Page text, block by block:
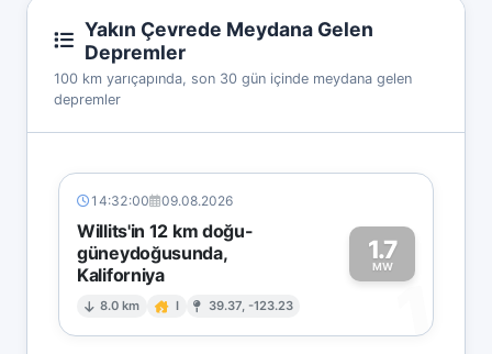
Yakın Çevrede Meydana Gelen
Depremler
100 km yarıçapında, son 30 gün içinde meydana gelen
depremler
14:32:00 09.08.2026
Willits'in 12 km doğu-
güneydoğusunda,
Kaliforniya
8.0 km I 39.37, -123.23
1.7
MW
1